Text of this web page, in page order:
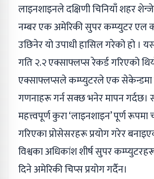
लाइनशाइनले दक्षिणी चिनियाँ शहर
नम्बर एक अमेरिकी सुपर कम्प्युटर एल
उछिनेर यो उपाधी हासिल गरेको हो ।
गति २.२ एक्साफ्लप्स रेकर्ड गरिएको
एक्साफ्लप्सले कम्प्युटरले एक
गणनाहरू गर्न सक्छ भनेर मापन गर्दछ।
महत्त्वपूर्ण कुरा ‘लाइनशाइन’ पूर्ण रूपमा
गरिएका प्रोसेसरहरू प्रयोग गरेर
विश्वका अधिकांश शीर्ष सुपर
दिने अमेरिकी चिप्स प्रयोग गर्दैन।